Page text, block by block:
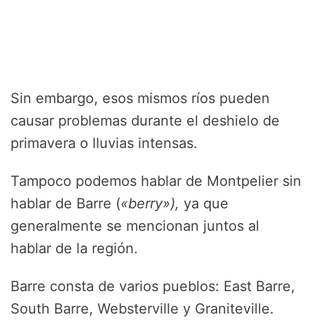
Sin embargo, esos mismos ríos pueden
causar problemas durante el deshielo de
primavera o lluvias intensas.
Tampoco podemos hablar de Montpelier sin
hablar de Barre («berry»), ya que
generalmente se mencionan juntos al
hablar de la región.
Barre consta de varios pueblos: East Barre,
South Barre, Websterville y Graniteville.